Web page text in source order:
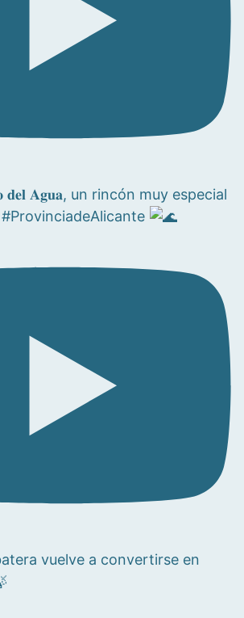
𝐝𝐞𝐥 𝐀𝐠𝐮𝐚, un rincón muy especial
vuelve a convertirse en